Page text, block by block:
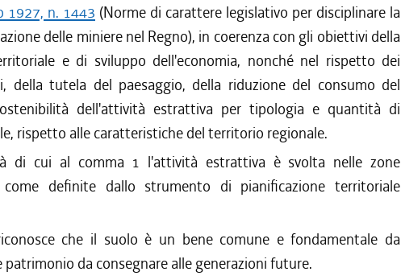
1927, n. 1443 (Norme di carattere legislativo per disciplinare la
delle miniere nel Regno), in coerenza con gli obiettivi della
e di sviluppo dell'economia, nonché nel rispetto dei
della tutela del paesaggio, della riduzione del consumo del
dell'attività estrattiva per tipologia e quantità di
rispetto alle caratteristiche del territorio regionale.
di cui al comma 1 l'attività estrattiva è svolta nelle zone
come definite dallo strumento di pianificazione territoriale
che il suolo è un bene comune e fondamentale da
patrimonio da consegnare alle generazioni future.